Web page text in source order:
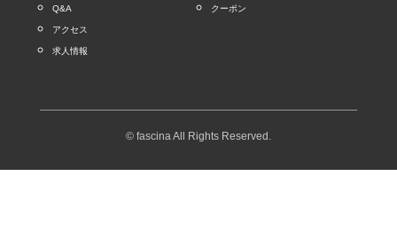
Q&A
アクセス
求人情報
クーポン
© fascina All Rights Reserved.